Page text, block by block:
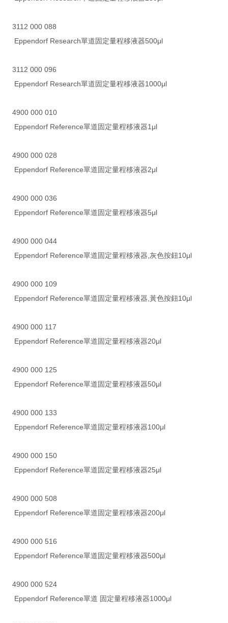
3112 000 088
Eppendorf Research單道固定量程移液器500μl
3112 000 096
Eppendorf Research單道固定量程移液器1000μl
4900 000 010
Eppendorf Reference單道固定量程移液器1μl
4900 000 028
Eppendorf Reference單道固定量程移液器2μl
4900 000 036
Eppendorf Reference單道固定量程移液器5μl
4900 000 044
Eppendorf Reference單道固定量程移液器,灰色按鈕10μl
4900 000 109
Eppendorf Reference單道固定量程移液器,黃色按鈕10μl
4900 000 117
Eppendorf Reference單道固定量程移液器20μl
4900 000 125
Eppendorf Reference單道固定量程移液器50μl
4900 000 133
Eppendorf Reference單道固定量程移液器100μl
4900 000 150
Eppendorf Reference單道固定量程移液器25μl
4900 000 508
Eppendorf Reference單道固定量程移液器200μl
4900 000 516
Eppendorf Reference單道固定量程移液器500μl
4900 000 524
Eppendorf Reference單道 固定量程移液器1000μl